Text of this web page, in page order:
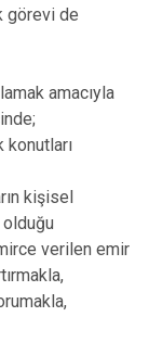
görevi de
amacıyla
konutları
kişisel
verilen emir